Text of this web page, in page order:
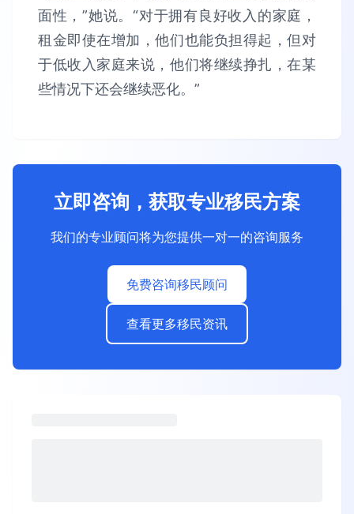
面性，”她说。“对于拥有良好收入的家庭，
租金即使在增加，他们也能负担得起，但对
于低收入家庭来说，他们将继续挣扎，在某
些情况下还会继续恶化。”
立即咨询，获取专业移民方案
我们的专业顾问将为您提供一对一的咨询服务
免费咨询移民顾问
查看更多移民资讯